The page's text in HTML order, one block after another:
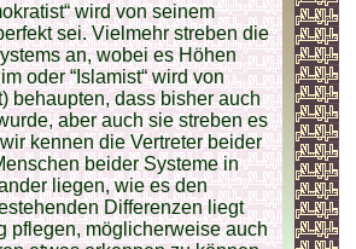
wird von seinem
sei. Vielmehr streben die
an, wobei es Höhen
oder “Islamist“ wird von
behaupten, dass bisher auch
aber auch sie streben es
kennen die Vertreter beider
beider Systeme in
liegen, wie es den
Differenzen liegt
pflegen, möglicherweise auch